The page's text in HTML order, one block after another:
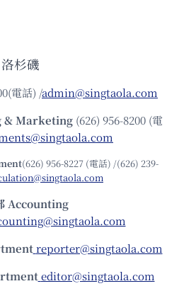
洛杉磯
電話) /admin@singtaola.com
& Marketing (626) 956-8200 (電
(626) 956-8227 (電話) /(626) 239-
Accounting
reporter@singtaola.com
editor@singtaola.com